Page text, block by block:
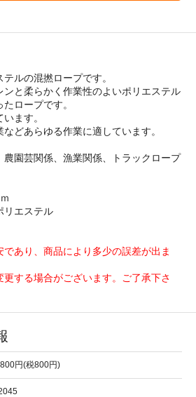
ルの混撚ロープです。
と柔らかく作業性のよいポリエステル
ロープです。
ます。
どあらゆる作業に適しています。
園芸関係、漁業関係、トラックロープ
リエステル
あり、商品により多少の誤差が出ま
する場合がございます。ご了承下さ
円(税800円)